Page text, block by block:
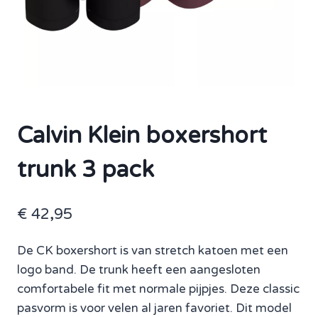
Calvin Klein boxershort
trunk 3 pack
€ 42,95
De CK boxershort is van stretch katoen met een
logo band. De trunk heeft een aangesloten
comfortabele fit met normale pijpjes. Deze classic
pasvorm is voor velen al jaren favoriet. Dit model